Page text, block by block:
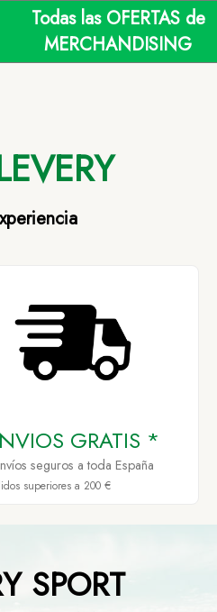
Todas las OFERTAS de
MERCHANDISING
GRATIS *
seguros a toda España
superiores a 200 €
SPORT